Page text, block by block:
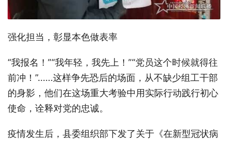
强化担当，彰显本色做表率
“我报名！”“我年轻，我先上！”“党员这个时候就得往
前冲！”......这样争先恐后的场面，从不缺少组工干部
的身影，他们在这场重大考验中用实际行动践行初心
使命，诠释对党的忠诚。
疫情发生后，县委组织部下发了关于《在新型冠状病